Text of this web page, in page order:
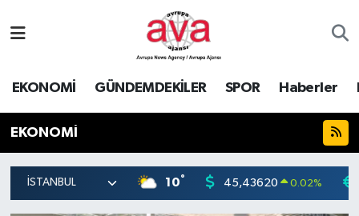
EKONOMİ GÜNDEMDEKİLER SPOR Haberler
EKONOMİ
10° 45,43620 0.02%
Nöbetçi Eczaneler
Trafik Durumu